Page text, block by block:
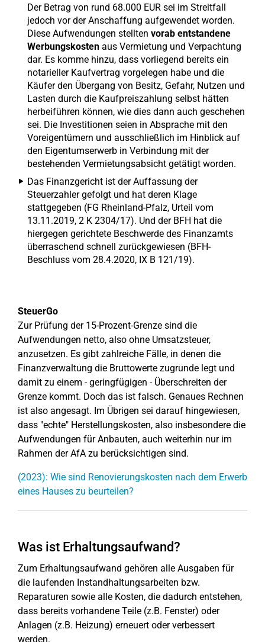
Der Betrag von rund 68.000 EUR sei im Streitfall
jedoch vor der Anschaffung aufgewendet worden.
Diese Aufwendungen stellten vorab entstandene
Werbungskosten aus Vermietung und Verpachtung
dar. Es komme hinzu, dass vorliegend bereits ein
notarieller Kaufvertrag vorgelegen habe und die
Käufer den Übergang von Besitz, Gefahr, Nutzen und
Lasten durch die Kaufpreiszahlung selbst hätten
herbeiführen können, wie dies dann auch geschehen
sei. Die Investitionen seien in Absprache mit den
Voreigentümern und ausschließlich im Hinblick auf
den Eigentumserwerb in Verbindung mit der
bestehenden Vermietungsabsicht getätigt worden.
Das Finanzgericht ist der Auffassung der
Steuerzahler gefolgt und hat deren Klage
stattgegeben (FG Rheinland-Pfalz, Urteil vom
13.11.2019, 2 K 2304/17). Und der BFH hat die
hiergegen gerichtete Beschwerde des Finanzamts
überraschend schnell zurückgewiesen (BFH-
Beschluss vom 28.4.2020, IX B 121/19).
SteuerGo
Zur Prüfung der 15-Prozent-Grenze sind die
Aufwendungen netto, also ohne Umsatzsteuer,
anzusetzen. Es gibt zahlreiche Fälle, in denen die
Finanzverwaltung die Bruttowerte zugrunde legt und
damit zu einem - geringfügigen - Überschreiten der
Grenze kommt. Doch das ist falsch. Genaues Rechnen
ist also angesagt. Im Übrigen sei darauf hingewiesen,
dass "echte" Herstellungskosten, also insbesondere die
Aufwendungen für Anbauten, auch weiterhin nur im
Rahmen der AfA zu berücksichtigen sind.
(2023): Wie sind Renovierungskosten nach dem Erwerb
eines Hauses zu beurteilen?
Was ist Erhaltungsaufwand?
Zum Erhaltungsaufwand gehören alle Ausgaben für
die laufenden Instandhaltungsarbeiten bzw.
Reparaturen sowie alle Kosten, die dadurch entstehen,
dass bereits vorhandene Teile (z.B. Fenster) oder
Anlagen (z.B. Heizung) erneuert oder verbessert
werden.